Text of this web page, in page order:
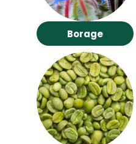
Borage